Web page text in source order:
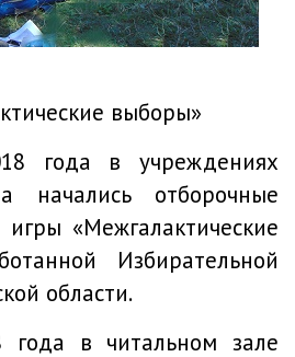
выборы»
года в учреждениях
начались отборочные
«Межгалактические
Избирательной
области.
года в читальном зале